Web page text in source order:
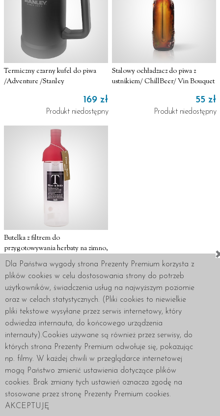
Termiczny czarny kufel do piwa
/Adventure /Stanley
169 zł
Produkt niedostępny
Stalowy ochładzacz do piwa z
ustnikiem/ ChillBeer/ Vin Bouquet
55 zł
Produkt niedostępny
Butelka z filtrem do
przygotowywania herbaty na zimno,
Cold Brew Tea, 750 ml, Hario -
czerwona
129 zł
Produkt niedostępny
Regulamin Polityka prywatności
Zakupy
Dostawa i płatności
O Nas Kontakt: 518.486.074
Prezenty
Premium
Prezenty
Premium
© 2016 - 2026 Prezenty Premium
Dla Państwa wygody strona Prezenty Premium korzysta z
plików cookies w celu dostosowania strony do potrzeb
użytkowników, świadczenia usług na najwyższym poziomie
oraz w celach statystycznych. (Pliki cookies to niewielkie
pliki tekstowe wysyłane przez serwis internetowy, który
odwiedza internauta, do końcowego urządzenia
internauty).Cookies używane są również przez serwisy, do
których strona Prezenty Premium odwołuje się, pokazując
np. filmy. W każdej chwili w przeglądarce internetowej
mogą Państwo zmienić ustawienia dotyczące plików
cookies. Brak zmiany tych ustawień oznacza zgodę na
stosowane przez stronę Prezenty Premium cookies.
AKCEPTUJĘ